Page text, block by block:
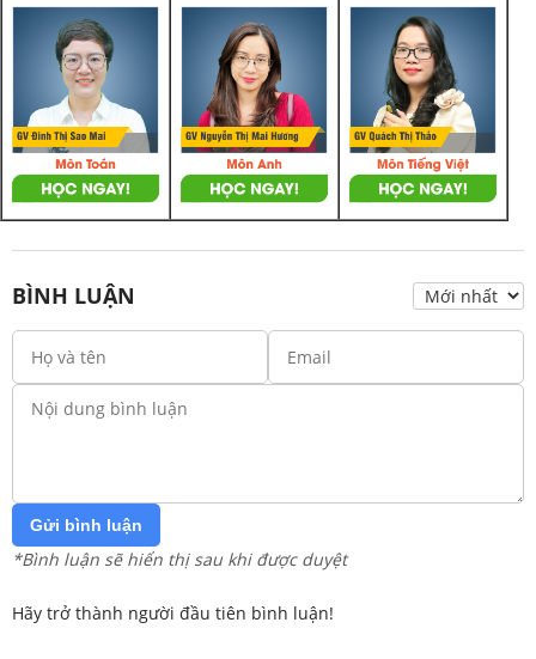
BÌNH LUẬN
Gửi bình luận
*Bình luận sẽ hiển thị sau khi được duyệt
Hãy trở thành người đầu tiên bình luận!